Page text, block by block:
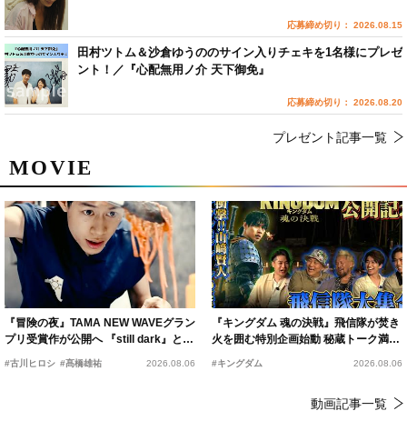
MOVIE
『冒険の夜』TAMA NEW WAVEグラン
プリ受賞作が公開へ 『still dark』と同
時上映決定
#古川ヒロシ #髙橋雄祐 2026.08.06
『キングダム 魂の決戦』飛信隊が焚き
火を囲む特別企画始動 秘蔵トーク満載
の“キングダムキャンプ”開催
#キングダム 2026.08.06
動画記事一覧
応募締め切り： 2026.08.15
田村ツトム＆沙倉ゆうののサイン入りチェキを1名様にプレゼ
ント！／『心配無用ノ介 天下御免』
応募締め切り： 2026.08.20
プレゼント記事一覧